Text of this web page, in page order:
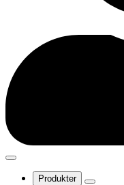
Produkter